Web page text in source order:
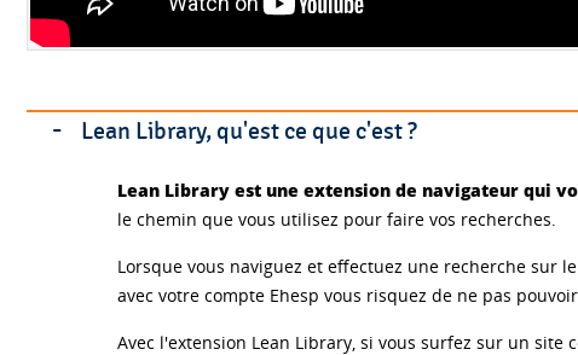
Lean Library, qu'est ce que c'est ?
Lean Library est une extension de navigateur qui
le chemin que vous utilisez pour faire vos recherches.
Lorsque vous naviguez et effectuez une recherche sur
avec votre compte Ehesp vous risquez de ne pas
Avec l'extension Lean Library, si vous surfez sur un